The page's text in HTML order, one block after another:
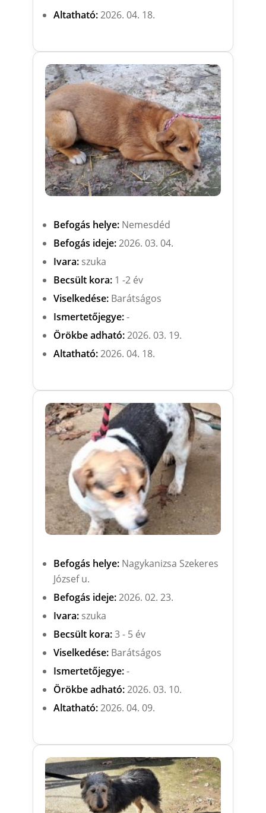
Altatható:2026. 04. 18.
Befogás helye:Nemesdéd
Befogás ideje:2026. 03. 04.
Ivara:szuka
Becsült kora:1 -2 év
Viselkedése:Barátságos
Ismertetőjegye:-
Örökbe adható:2026. 03. 19.
Altatható:2026. 04. 18.
Befogás helye:Nagykanizsa Szekeres
József u.
Befogás ideje:2026. 02. 23.
Ivara:szuka
Becsült kora:3 - 5 év
Viselkedése:Barátságos
Ismertetőjegye:-
Örökbe adható:2026. 03. 10.
Altatható:2026. 04. 09.